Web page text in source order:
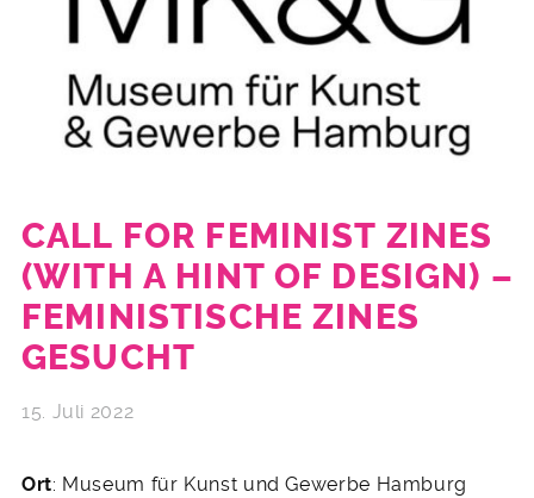
CALL FOR FEMINIST ZINES
(WITH A HINT OF DESIGN) –
FEMINISTISCHE ZINES
GESUCHT
15. Juli 2022
Ort: Museum für Kunst und Gewerbe Hamburg